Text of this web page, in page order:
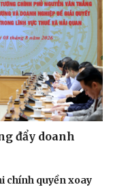
đẩy doanh
chính quyền xoay